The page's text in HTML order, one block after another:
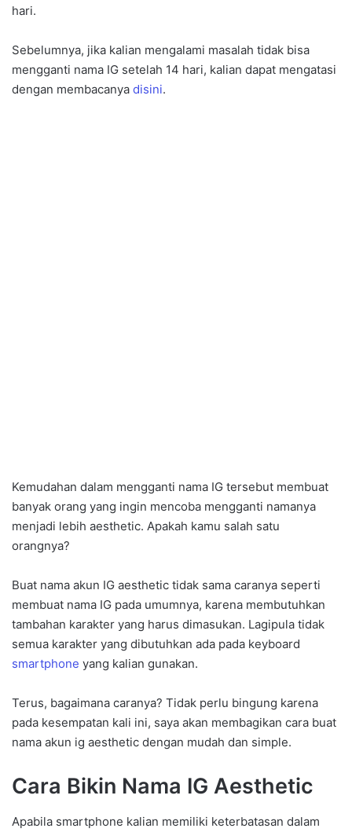
hari.
Sebelumnya, jika kalian mengalami masalah tidak bisa
mengganti nama IG setelah 14 hari, kalian dapat mengatasi
dengan membacanya disini.
Kemudahan dalam mengganti nama IG tersebut membuat
banyak orang yang ingin mencoba mengganti namanya
menjadi lebih aesthetic. Apakah kamu salah satu
orangnya?
Buat nama akun IG aesthetic tidak sama caranya seperti
membuat nama IG pada umumnya, karena membutuhkan
tambahan karakter yang harus dimasukan. Lagipula tidak
semua karakter yang dibutuhkan ada pada keyboard
smartphone yang kalian gunakan.
Terus, bagaimana caranya? Tidak perlu bingung karena
pada kesempatan kali ini, saya akan membagikan cara buat
nama akun ig aesthetic dengan mudah dan simple.
Cara Bikin Nama IG Aesthetic
Apabila smartphone kalian memiliki keterbatasan dalam